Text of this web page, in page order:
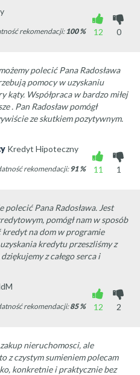
12
0
rekomendacji: 100 %
polecić Pana Radosława
pomocy w uzyskaniu
kąty. Współpraca w bardzo miłej
. Pan Radosław pomógł
ze skutkiem pozytywnym.
Kredyt Hipoteczny
11
1
rekomendacji:91 %
polecić Pana Radosława. Jest
pomógł nam w sposób
na dom w programie
kredytu przeszliśmy z
z całego serca i
12
2
rekomendacji:85 %
nieruchomosci, ale
z czystym sumieniem polecam
konkretnie i praktycznie bez